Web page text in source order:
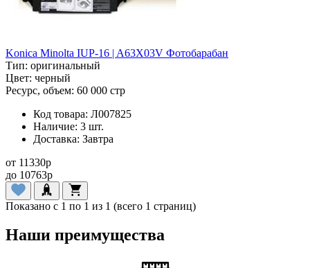
Konica Minolta IUP-16 | A63X03V Фотобарабан
Тип: оригинальный
Цвет: черный
Ресурс, объем: 60 000 стр
Код товара: Л007825
Наличие: 3 шт.
Доставка: Завтра
от 11330p
до 10763p
Показано с 1 по 1 из 1 (всего 1 страниц)
Наши преимущества